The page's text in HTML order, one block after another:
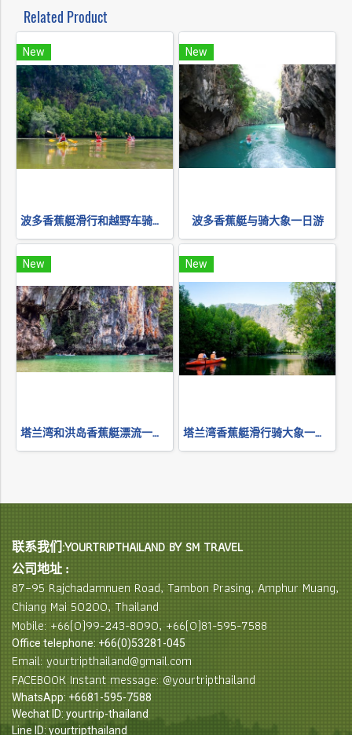
Related Product
New
波多香蕉艇滑行和越野车骑行一日游
New
波多香蕉艇与骑大象一日游
New
塔兰湾和洪岛香蕉艇漂流一日游
New
塔兰湾香蕉艇滑行骑大象一日游
联系我们:YOURTRIPTHAILAND BY SM TRAVEL
公司地址 :
87–95 Rajchadamnuen Road, Tambon Prasing, Amphur Muang,
Chiang Mai 50200, Thailand
Mobile: +66(0)99-243-8090, +66(0)81-595-7588
Office telephone: +66(0)53281-045
Email: yourtripthailand@gmail.com
FACEBOOK Instant message: @yourtripthailand
WhatsApp: +6681-595-7588
Wechat ID: yourtrip-thailand
Line ID: yourtripthailand